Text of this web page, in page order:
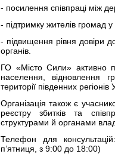
- посилення співпраці між
- підтримку жителів громад
- підвищення рівня довіри
органів.
ГО «Місто Сили» активно
населення, відновлення
території південних регіонів
Організація також є
реєстру збитків та
структурами й органами
Телефон для
п’ятниця, з 9:00 до 18:00)